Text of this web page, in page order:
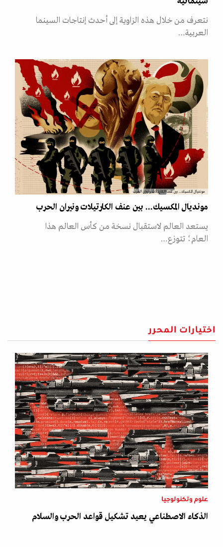
نتعرف من خلال هذه الزاوية إلى أحدث إنتاجات السينما
العربية…
مونديال المكسيك... بين عنف الكارتيلات ونيران الحرب
مونديال المكسيك... بين عنف الكارتيلات ونيران الحرب
يستعد العالم لاستقبال نسخة من كأس العالم هذا
العام؛ تتوزع…
اختيارات المحرر
علوم وتكنولوجيا
الذكاء الاصطناعي يعيد تشكيل قواعد الحرب والسلام